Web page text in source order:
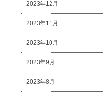
2023年12月
2023年11月
2023年10月
2023年9月
2023年8月